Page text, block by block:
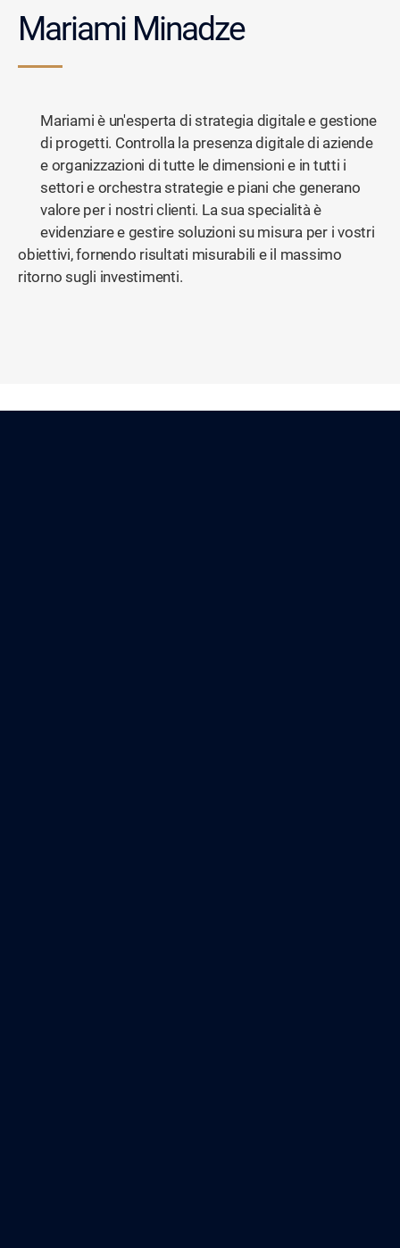
Mariami Minadze
Mariami è un'esperta di strategia digitale e gestione
di progetti. Controlla la presenza digitale di aziende
e organizzazioni di tutte le dimensioni e in tutti i
settori e orchestra strategie e piani che generano
valore per i nostri clienti. La sua specialità è
evidenziare e gestire soluzioni su misura per i vostri
obiettivi, fornendo risultati misurabili e il massimo
ritorno sugli investimenti.